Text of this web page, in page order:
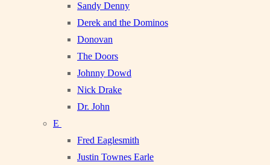
Sandy Denny
Derek and the Dominos
Donovan
The Doors
Johnny Dowd
Nick Drake
Dr. John
E
Fred Eaglesmith
Justin Townes Earle